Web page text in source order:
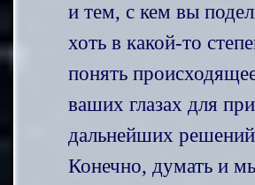
и тем, с кем вы
хоть в какой-то
понять
ваших глазах для
дальнейших
Конечно, думать и